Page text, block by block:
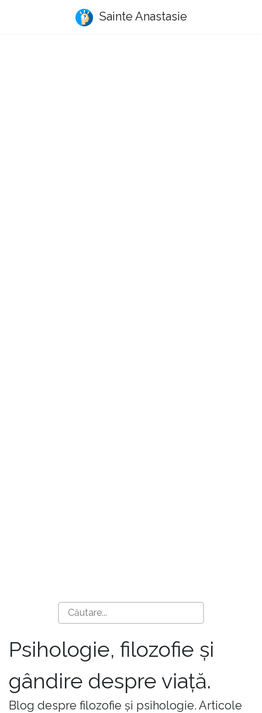
Sainte Anastasie
Psihologie, filozofie și
gândire despre viață.
Blog despre filozofie și psihologie. Articole